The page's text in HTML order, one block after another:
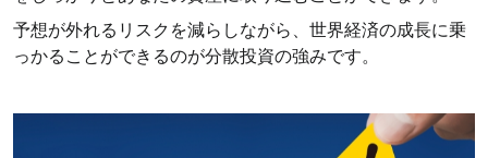
予想が外れるリスクを減らしながら、世界経済の成長に乗
っかることができるのが分散投資の強みです。